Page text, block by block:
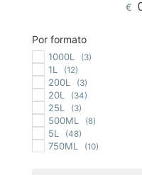
€
Por formato
1000L (3)
1L (12)
200L (3)
20L (34)
25L (3)
500ML (8)
5L (48)
750ML (10)